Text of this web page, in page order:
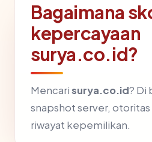
Bagaimana
kepercayaan
surya.co.id?
Mencarisurya.co.id? Di
snapshot server,
riwayat kepemilikan.